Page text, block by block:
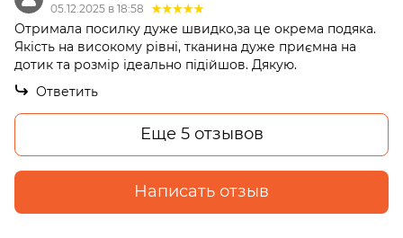
05.12.2025 в 18:58
Отримала посилку дуже швидко,за це окрема подяка.
Якість на високому рівні, тканина дуже приємна на
дотик та розмір ідеально підійшов. Дякую.
Ответить
Еще 5 отзывов
Написать отзыв